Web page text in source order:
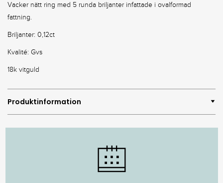
Vacker nätt ring med 5 runda briljanter infattade i ovalformad
fattning.
Briljanter: 0,12ct
Kvalité: Gvs
18k vitguld
Produktinformation